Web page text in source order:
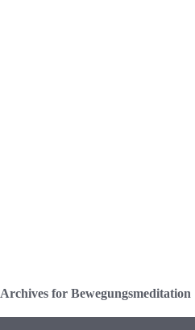
Archives for Bewegungsmeditation